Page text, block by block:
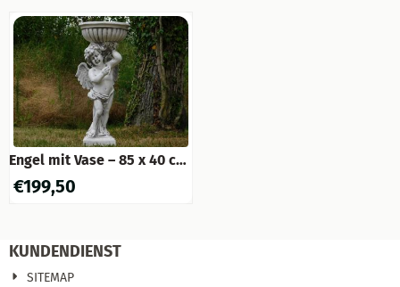
Engel mit Vase – 85 x 40 cm
– Polystone
€199,50
KUNDENDIENST
SITEMAP